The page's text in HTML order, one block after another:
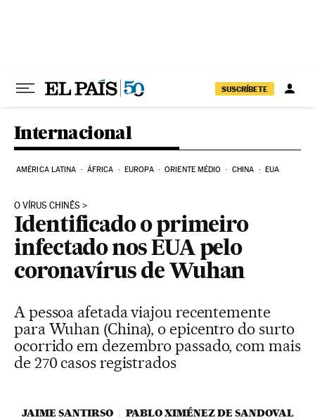
SUSCRÍBETE
Internacional
AMÉRICA LATINA ÁFRICA EUROPA ORIENTE MÉDIO CHINA EUA
O VÍRUS CHINÊS
Identificado o primeiro
infectado nos EUA pelo
coronavírus de Wuhan
A pessoa afetada viajou recentemente
para Wuhan (China), o epicentro do surto
ocorrido em dezembro passado, com mais
de 270 casos registrados
JAIME SANTIRSO PABLO XIMÉNEZ DE SANDOVAL